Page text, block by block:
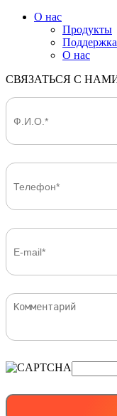
О нас
Продукты
Поддержка
О нас
СВЯЗАТЬСЯ С